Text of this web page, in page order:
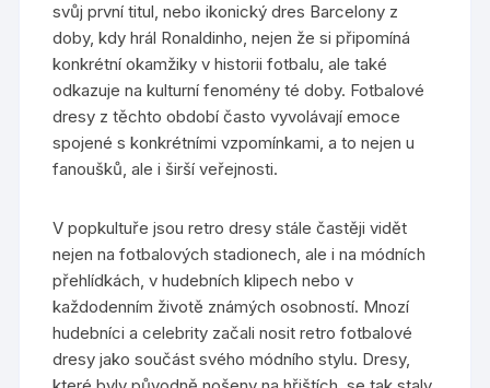
svůj první titul, nebo ikonický dres Barcelony z
doby, kdy hrál Ronaldinho, nejen že si připomíná
konkrétní okamžiky v historii fotbalu, ale také
odkazuje na kulturní fenomény té doby. Fotbalové
dresy z těchto období často vyvolávají emoce
spojené s konkrétními vzpomínkami, a to nejen u
fanoušků, ale i širší veřejnosti.
V popkultuře jsou retro dresy stále častěji vidět
nejen na fotbalových stadionech, ale i na módních
přehlídkách, v hudebních klipech nebo v
každodenním životě známých osobností. Mnozí
hudebníci a celebrity začali nosit retro fotbalové
dresy jako součást svého módního stylu. Dresy,